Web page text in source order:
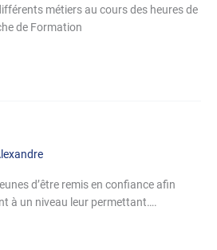
métiers au cours des heures de
de Formation
d’être remis en confiance afin
à un niveau leur permettant….